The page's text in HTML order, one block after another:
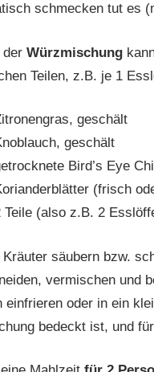
schmecken tut es
der Würzmischung
Teilen, z.B. je 1
geschält
geschält
Bird’s Eye
(frisch
Teile (also z.B. 2
Kräuter säubern bzw.
vermischen und
einfrieren oder in ein
bedeckt ist, und